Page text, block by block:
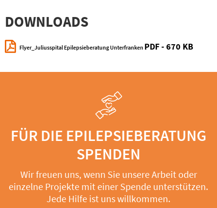
DOWNLOADS
Flyer_Juliusspital Epilepsieberatung Unterfranken PDF- 670 KB
FÜR DIE EPILEPSIEBERATUNG
SPENDEN
Wir freuen uns, wenn Sie unsere Arbeit oder
einzelne Projekte mit einer Spende unterstützen.
Jede Hilfe ist uns willkommen.